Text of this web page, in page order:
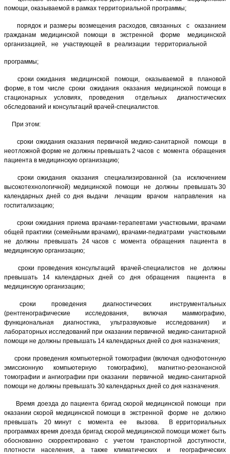
помощи, оказываемой в рамках территориальной программы;
порядок и размеры возмещения расходов, связанных с оказанием
гражданам медицинской помощи в экстренной форме медицинской
организацией, не участвующей в реализации территориальной
программы;
сроки ожидания медицинской помощи, оказываемой в плановой
форме, в том числе сроки ожидания оказания медицинской помощи в
стационарных условиях, проведения отдельных диагностических
обследований и консультаций врачей-специалистов.
При этом:
сроки ожидания оказания первичной медико-санитарной помощи в
неотложной форме не должны превышать 2 часов с момента обращения
пациента в медицинскую организацию;
сроки ожидания оказания специализированной (за исключением
высокотехнологичной) медицинской помощи не должны превышать 30
календарных дней со дня выдачи лечащим врачом направления на
госпитализацию;
сроки ожидания приема врачами-терапевтами участковыми, врачами
общей практики (семейными врачами), врачами-педиатрами участковыми
не должны превышать 24 часов с момента обращения пациента в
медицинскую организацию;
сроки проведения консультаций врачей-специалистов не должны
превышать 14 календарных дней со дня обращения пациента в
медицинскую организацию;
сроки проведения диагностических инструментальных
(рентгенографические исследования, включая маммографию,
функциональная диагностика, ультразвуковые исследования) и
лабораторных исследований при оказании первичной медико-санитарной
помощи не должны превышать 14 календарных дней со дня назначения;
сроки проведения компьютерной томографии (включая однофотонную
эмиссионную компьютерную томографию), магнитно-резонансной
томографии и ангиографии при оказании первичной медико-санитарной
помощи не должны превышать 30 календарных дней со дня назначения.
Время доезда до пациента бригад скорой медицинской помощи при
оказании скорой медицинской помощи в экстренной форме не должно
превышать 20 минут с момента ее вызова. В ерриториальных
программах время доезда бригад скорой медицинской помощи может быть
обоснованно скорректировано с учетом транспортной доступности,
плотности населения, а также климатических и географических